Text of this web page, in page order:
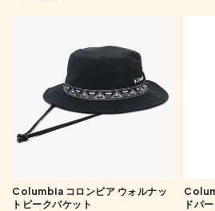
Columbia コロンビア ウォルナッ
トピークバケット
ドパ